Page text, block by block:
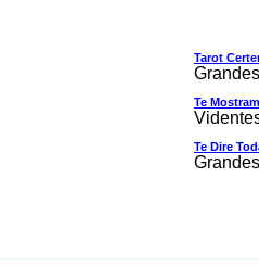
Tarot
Te
Te Dire